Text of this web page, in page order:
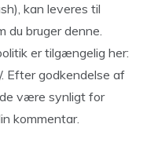
kan leveres til
du bruger denne.
er tilgængelig her:
Efter godkendelse af
være synligt for
kommentar.